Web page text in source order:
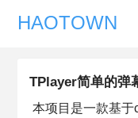
HAOTOWN
TPlayer简单的弹
本项目是一款基